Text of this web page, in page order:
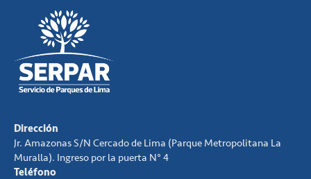
Dirección
Jr. Amazonas S/N Cercado de Lima (Parque Metropolitana La
Muralla). Ingreso por la puerta N° 4
Teléfono